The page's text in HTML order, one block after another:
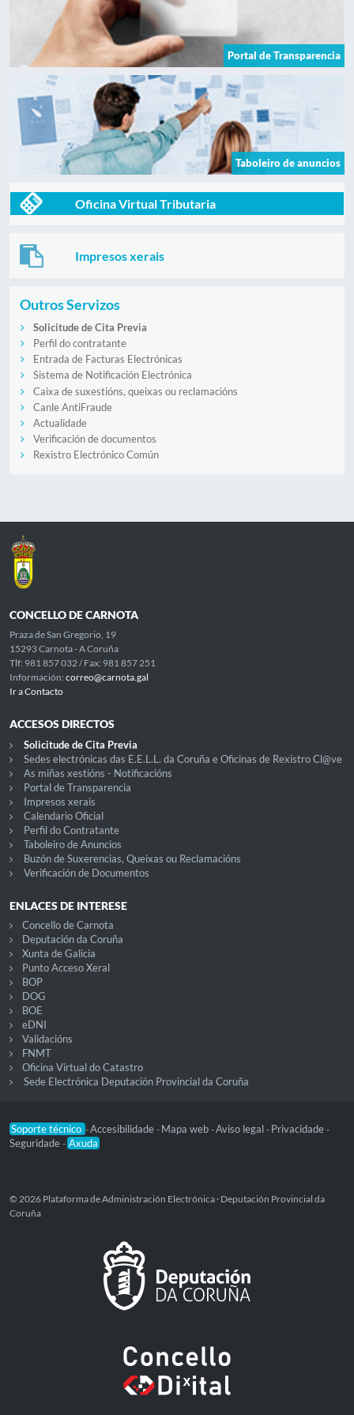
Portal de Transparencia
Taboleiro de anuncios
Oficina Virtual Tributaria
Impresos xerais
Outros Servizos
Solicitude de Cita Previa
Perfil do contratante
Entrada de Facturas Electrónicas
Sistema de Notificación Electrónica
Caixa de suxestións, queixas ou reclamacións
Canle AntiFraude
Actualidade
Verificación de documentos
Rexistro Electrónico Común
CONCELLO DE CARNOTA
Praza de San Gregorio, 19
15293 Carnota - A Coruña
Tlf: 981 857 032 / Fax: 981 857 251
Información: correo@carnota.gal
Ir a Contacto
ACCESOS DIRECTOS
Solicitude de Cita Previa
Sedes electrónicas das E.E.L.L. da Coruña e Oficinas de Rexistro Cl@ve
As miñas xestións - Notificacións
Portal de Transparencia
Impresos xerais
Calendario Oficial
Perfil do Contratante
Taboleiro de Anuncios
Buzón de Suxerencias, Queixas ou Reclamacións
Verificación de Documentos
ENLACES DE INTERESE
Concello de Carnota
Deputación da Coruña
Xunta de Galicia
Punto Acceso Xeral
BOP
DOG
BOE
eDNI
Validacións
FNMT
Oficina Virtual do Catastro
Sede Electrónica Deputación Provincial da Coruña
Soporte técnico -Accesibilidade - Mapa web -Aviso legal - Privacidade -
Seguridade - Axuda
© 2026 Plataforma de Administración Electrónica · Deputación Provincial da
Coruña